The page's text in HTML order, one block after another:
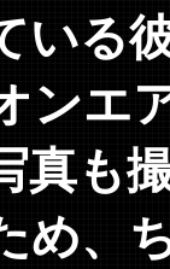
いる
ンエ
真も
め、